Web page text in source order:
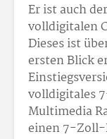
Er ist auch
volldigitalen
Dieses ist
ersten Blick
volldigitales
Multimedia
einen 7-Zoll-